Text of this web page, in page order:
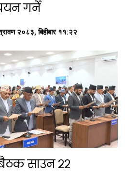
गर्ने
२०८३, बिहीबार ११:२२
बैठक साउन २२